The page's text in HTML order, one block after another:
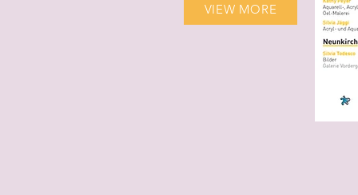
VIEW MORE